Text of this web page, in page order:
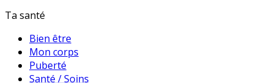
Ta santé
Bien être
Mon corps
Puberté
Santé / Soins